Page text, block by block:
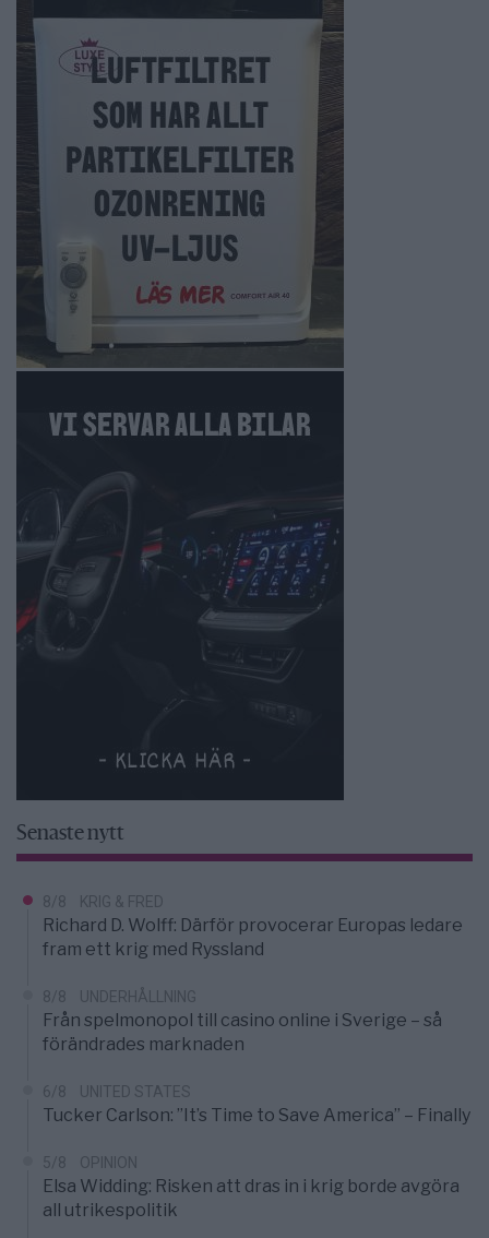
Senaste nytt
8/8 KRIG & FRED
Richard D. Wolff: Därför provocerar Europas ledare
fram ett krig med Ryssland
8/8 UNDERHÅLLNING
Från spelmonopol till casino online i Sverige – så
förändrades marknaden
6/8 UNITED STATES
Tucker Carlson: ”It’s Time to Save America” – Finally
5/8 OPINION
Elsa Widding: Risken att dras in i krig borde avgöra
all utrikespolitik